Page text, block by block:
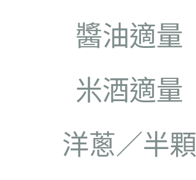
醬油適量
米酒適量
洋蔥／半顆